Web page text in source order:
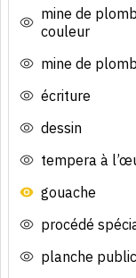
mine de
couleur
mine de plomb
écriture
dessin
tempera à
gouache
procédé
planche